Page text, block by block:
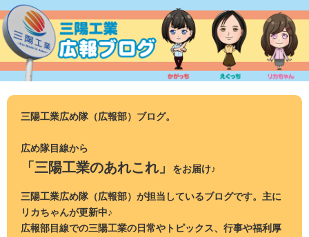
ン
テ
ツ
三陽工業広め隊（広報部）ブログ。
広め隊目線から
「三陽工業のあれこれ」 をお届け♪
三陽工業広め隊（広報部）が担当しているブログです。主に
リカちゃんが更新中♪
広報部目線での三陽工業の日常やトピックス、行事や福利厚